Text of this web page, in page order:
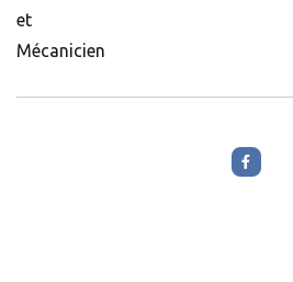
et
Mécanicien